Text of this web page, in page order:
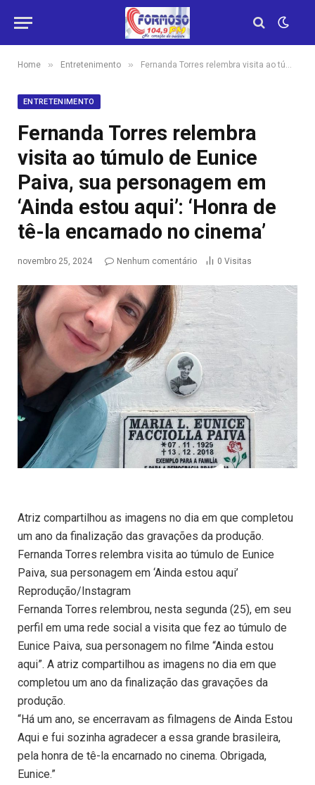
Home » Entretenimento » Fernanda Torres relembra visita ao túmulo de Eunice Paiva, sua personagem em ‘Ainda estou aqui’: ‘Honra de tê-la encarnado no cinema’
ENTRETENIMENTO
Fernanda Torres relembra
visita ao túmulo de Eunice
Paiva, sua personagem em
‘Ainda estou aqui’: ‘Honra de
tê-la encarnado no cinema’
novembro 25, 2024 Nenhum comentário 0 Visitas
Atriz compartilhou as imagens no dia em que completou
um ano da finalização das gravações da produção.
Fernanda Torres relembra visita ao túmulo de Eunice
Paiva, sua personagem em ‘Ainda estou aqui’
Reprodução/Instagram
Fernanda Torres relembrou, nesta segunda (25), em seu
perfil em uma rede social a visita que fez ao túmulo de
Eunice Paiva, sua personagem no filme “Ainda estou
aqui”. A atriz compartilhou as imagens no dia em que
completou um ano da finalização das gravações da
produção.
“Há um ano, se encerravam as filmagens de Ainda Estou
Aqui e fui sozinha agradecer a essa grande brasileira,
pela honra de tê-la encarnado no cinema. Obrigada,
Eunice.”